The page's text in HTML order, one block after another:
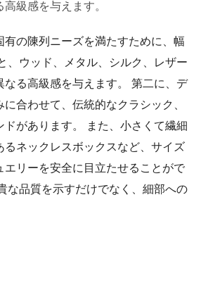
級感を与えます。
の陳列ニーズを満たすために、幅
、ウッド、メタル、シルク、レザー
る高級感を与えます。 第二に、デ
合わせて、伝統的なクラシック、
があります。 また、小さくて繊細
ネックレスボックスなど、サイズ
リーを安全に目立たせることがで
な品質を示すだけでなく、細部への